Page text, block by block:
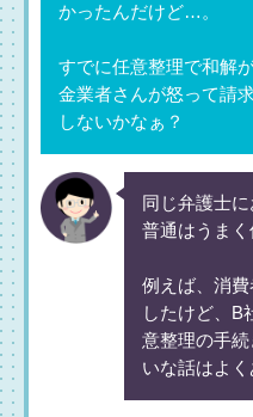
かったんだけど…。
すでに任意整理で和解
金業者さんが怒って請
しないかなぁ？
同じ弁護士
普通はうまく
例えば、消
したけど、B
意整理の手
いな話はよく